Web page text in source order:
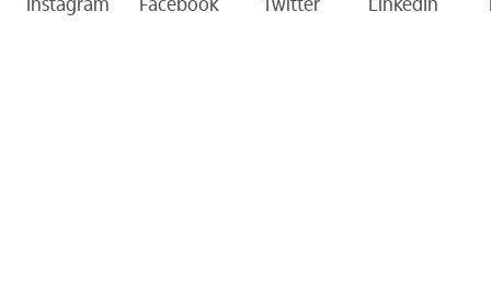
Instagram Facebook Twitter LinkedIn